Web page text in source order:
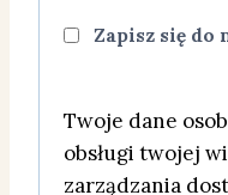
a
e
Zapisz się do
Twoje dane
obsługi twojej
zarządzania